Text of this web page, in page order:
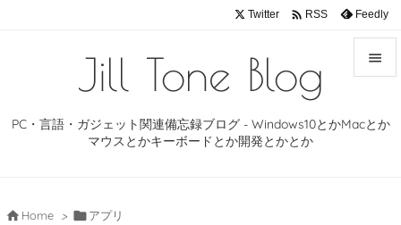
Jill Tone Blog
PC・言語・ガジェット関連備忘録ブログ - Windows10とかMacとか
マウスとかキーボードとか開発とかとか

Twitter  RSS Feedly
 Home > アプリ